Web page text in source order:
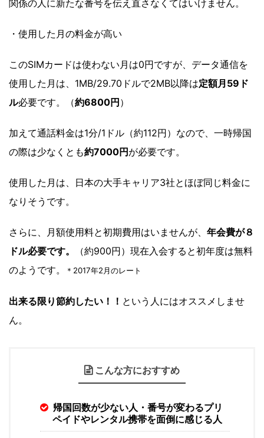
関係の人に新たな番号を伝え直さなくてはいけません。
・使用した月の料金が高い
このSIMカードは使わない月は0円ですが、データ通信を
使用した月は、1MB/29.70ドルで2MB以降は定額月59ド
ル必要です。（約6800円 ）
加えて通話料金は1分/1ドル（約112円）なので、一時帰国
の際は少なくとも約7000円 が必要です。
使用した月は、日本の大手キャリア3社とほぼ同じ料金に
なりそうです。
さらに、月額使用料と初期費用はいませんが、 年会費が８
ドル必要です。
（約900円）現在入会すると初年度は無料
のようです。
＊2017年2月のレート
出来る限り節約したい！！ という人にはオススメしませ
ん。
こんな方におすすめ
帰国回数が少ない人・番号が変わるプリ
ペイドやレンタル携帯を面倒に感じる人